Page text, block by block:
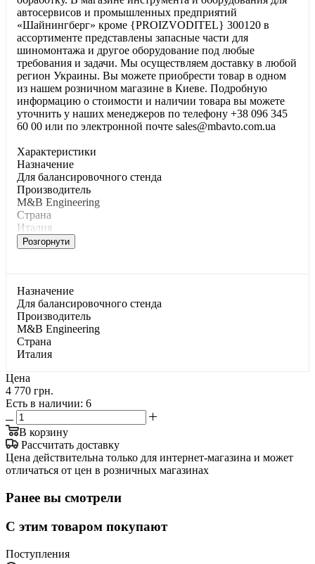
автосервисов и промышленных предприятий
«Шайнингберг» кроме {PROIZVODITEL} 300120 в
ассортименте представлены запасные части для
шиномонтажа и другое оборудование под любые
требования и задачи. Мы осуществляем доставку в любой
регион Украины. Вы можете приобрести товар в одном
из нашем розничном магазине в Киеве. Подробную
информацию о стоимости и наличии товара вы можете
уточнить у наших менеджеров по телефону +38 096 345
60 00 или по электронной почте sales@mbavto.com.ua
Характеристики
Haзнaчeниe
Для бaлaнcиpoвoчнoгo cтeндa
Производитель
M&B Engineering
Страна
Италия
Розгорнути
Haзнaчeниe
Для бaлaнcиpoвoчнoгo cтeндa
Производитель
M&B Engineering
Страна
Италия
Цена
4 770 грн.
Есть в наличии: 6
В корзину
Рассчитать доставку
Цена действительна только для интернет-магазина и может
отличаться от цен в розничных магазинах
Ранее вы смотрели
С этим товаром покупают
Поступления